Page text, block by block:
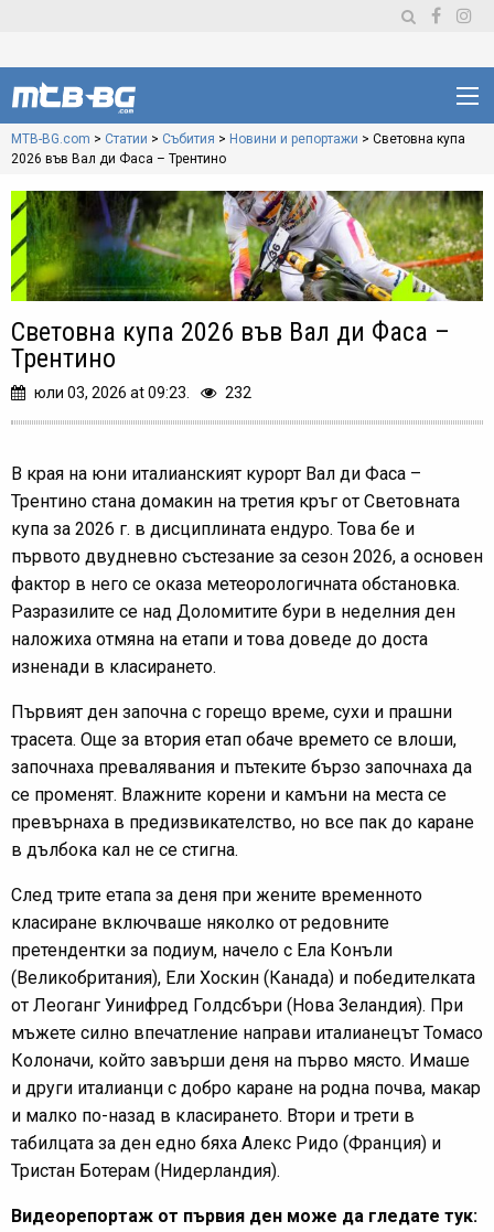
MTB-BG.com > Статии > Събития > Новини и репортажи > Световна купа
2026 във Вал ди Фаса – Трентино
Световна купа 2026 във Вал ди Фаса –
Трентино
юли 03, 2026 at 09:23. 232
В края на юни италианският курорт Вал ди Фаса –
Трентино стана домакин на третия кръг от Световната
купа за 2026 г. в дисциплината ендуро. Това бе и
първото двудневно състезание за сезон 2026, а основен
фактор в него се оказа метеорологичната обстановка.
Разразилите се над Доломитите бури в неделния ден
наложиха отмяна на етапи и това доведе до доста
изненади в класирането.
Първият ден започна с горещо време, сухи и прашни
трасета. Още за втория етап обаче времето се влоши,
започнаха превалявания и пътеките бързо започнаха да
се променят. Влажните корени и камъни на места се
превърнаха в предизвикателство, но все пак до каране
в дълбока кал не се стигна.
След трите етапа за деня при жените временното
класиране включваше няколко от редовните
претендентки за подиум, начело с Ела Конъли
(Великобритания), Ели Хоскин (Канада) и победителката
от Леоганг Уинифред Голдсбъри (Нова Зеландия). При
мъжете силно впечатление направи италианецът Томасо
Колоначи, който завърши деня на първо място. Имаше
и други италианци с добро каране на родна почва, макар
и малко по-назад в класирането. Втори и трети в
табилцата за ден едно бяха Алекс Ридо (Франция) и
Тристан Ботерам (Нидерландия).
Видеорепортаж от първия ден може да гледате тук: